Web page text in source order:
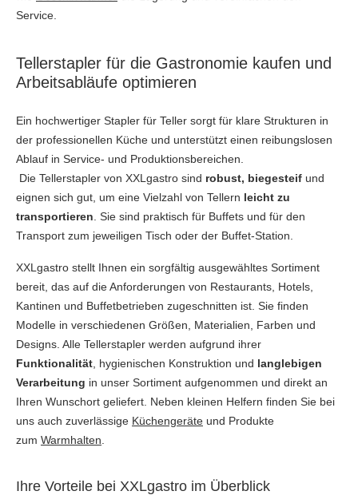
Service.
Tellerstapler für die Gastronomie kaufen und
Arbeitsabläufe optimieren
Ein hochwertiger Stapler für Teller sorgt für klare Strukturen in
der professionellen Küche und unterstützt einen reibungslosen
Ablauf in Service- und Produktionsbereichen.
Die Tellerstapler von XXLgastro sind robust, biegesteif und
eignen sich gut, um eine Vielzahl von Tellern leicht zu
transportieren . Sie sind praktisch für Buffets und für den
Transport zum jeweiligen Tisch oder der Buffet-Station.
XXLgastro stellt Ihnen ein sorgfältig ausgewähltes Sortiment
bereit, das auf die Anforderungen von Restaurants, Hotels,
Kantinen und Buffetbetrieben zugeschnitten ist. Sie finden
Modelle in verschiedenen Größen, Materialien, Farben und
Designs. Alle Tellerstapler werden aufgrund ihrer
Funktionalität , hygienischen Konstruktion und langlebigen
Verarbeitung in unser Sortiment aufgenommen und direkt an
Ihren Wunschort geliefert. Neben kleinen Helfern finden Sie bei
uns auch zuverlässige Küchengeräte und Produkte
zum Warmhalten
Ihre Vorteile bei XXLgastro im Überblick